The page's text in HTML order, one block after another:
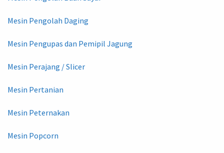
Mesin Pengolah Daging
Mesin Pengupas dan Pemipil Jagung
Mesin Perajang / Slicer
Mesin Pertanian
Mesin Peternakan
Mesin Popcorn